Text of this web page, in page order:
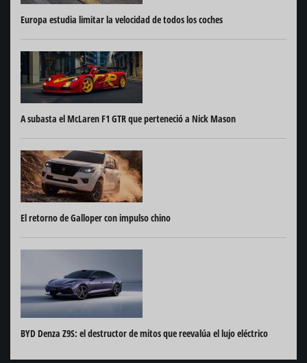
Europa estudia limitar la velocidad de todos los coches
A subasta el McLaren F1 GTR que perteneció a Nick Mason
El retorno de Galloper con impulso chino
BYD Denza Z9S: el destructor de mitos que reevalúa el lujo eléctrico